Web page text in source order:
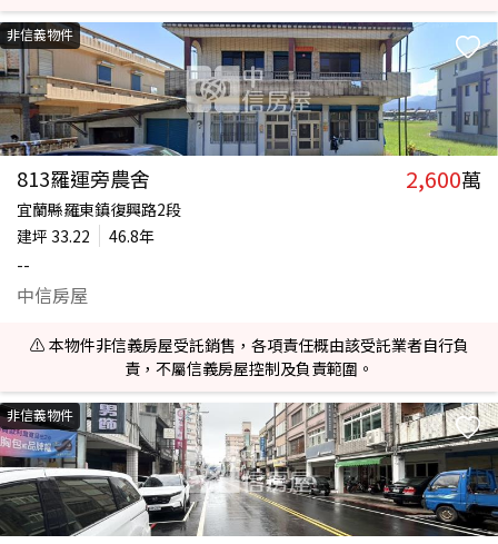
非信義物件
813羅運旁農舍 2,600萬
宜蘭縣羅東鎮復興路2段
建坪 33.22
46.8年
--
中信房屋
⚠️ 本物件非信義房屋受託銷售，各項責任概由該受託業者自行負
責，不屬信義房屋控制及負責範圍。
非信義物件